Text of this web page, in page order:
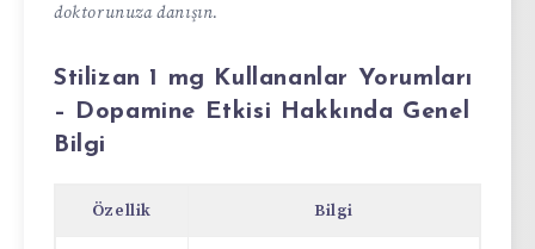
doktorunuza danışın.
Stilizan 1 mg Kullananlar Yorumları
– Dopamine Etkisi Hakkında Genel
Bilgi
Özellik Bilgi